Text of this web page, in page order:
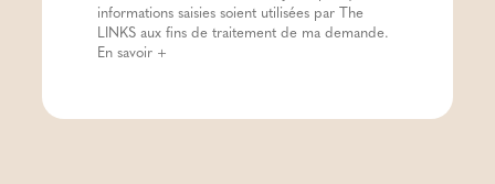
informations saisies soient utilisées par The
LINKS aux fins de traitement de ma demande.
En savoir +